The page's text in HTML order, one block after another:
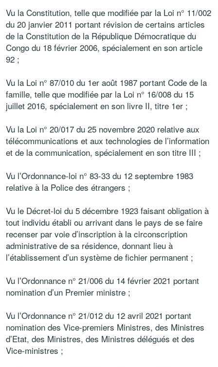
Vu la Constitution, telle que modifiée par la Loi n° 11/002
du 20 janvier 2011 portant révision de certains articles
de la Constitution de la République Démocratique du
Congo du 18 février 2006, spécialement en son article
92 ;
Vu la Loi n° 87/010 du 1er août 1987 portant Code de la
famille, telle que modifiée par la Loi n° 16/008 du 15
juillet 2016, spécialement en son livre II, titre 1er ;
Vu la Loi n° 20/017 du 25 novembre 2020 relative aux
télécommunications et aux technologies de l’information
et de la communication, spécialement en son titre III ;
Vu l’Ordonnance-loi n° 83-33 du 12 septembre 1983
relative à la Police des étrangers ;
Vu le Décret-loi du 5 décembre 1923 faisant obligation à
tout individu établi ou arrivant dans le pays de se faire
recenser par voie d’inscription à la circonscription
administrative de sa résidence, donnant lieu à
l’établissement d’un système de fichier permanent ;
Vu l’Ordonnance n° 21/006 du 14 février 2021 portant
nomination d’un Premier ministre ;
Vu l’Ordonnance n° 21/012 du 12 avril 2021 portant
nomination des Vice-premiers Ministres, des Ministres
d’Etat, des Ministres, des Ministres délégués et des
Vice-ministres ;